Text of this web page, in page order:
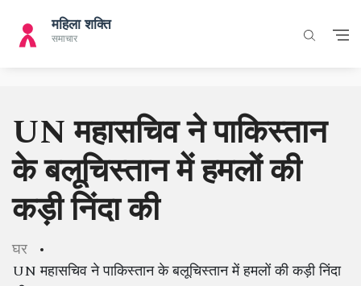
UN महासचिव ने पाकिस्तान
के बलूचिस्तान में हमलों की
कड़ी निंदा की
घर
UN महासचिव ने पाकिस्तान के बलूचिस्तान में हमलों की कड़ी निंदा